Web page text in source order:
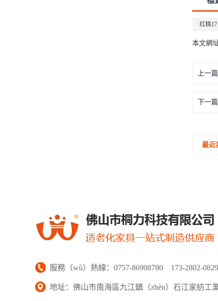
红桃
本文網
上一
下一
最近
服務（wù）熱線：0757-86908780 173-2802-0829
地址：佛山市南海區九江鎮（zhèn）石江家紡工